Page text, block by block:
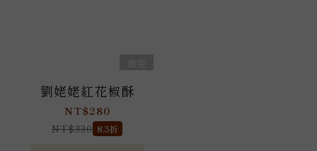
劉姥姥紅花椒酥
NT$280
NT$330 8.5折